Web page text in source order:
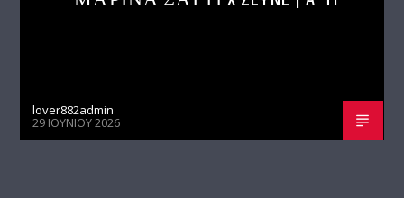
lover882admin
29 ΙΟΥΝΊΟΥ 2026